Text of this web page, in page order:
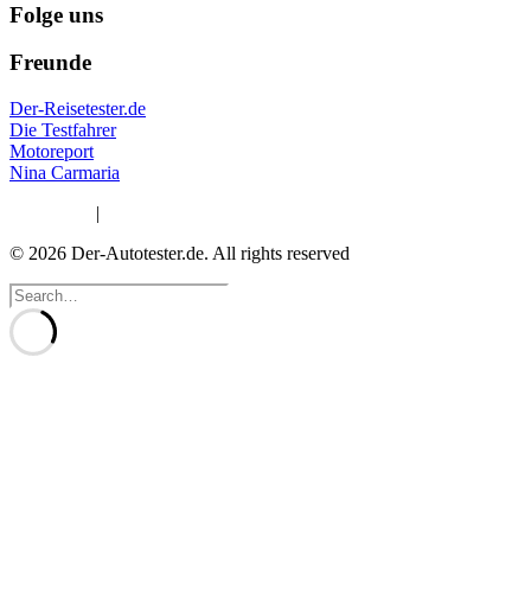
Folge uns
Freunde
Der-Reisetester.de
Die Testfahrer
Motoreport
Nina Carmaria
|
© 2026 Der-Autotester.de. All rights reserved